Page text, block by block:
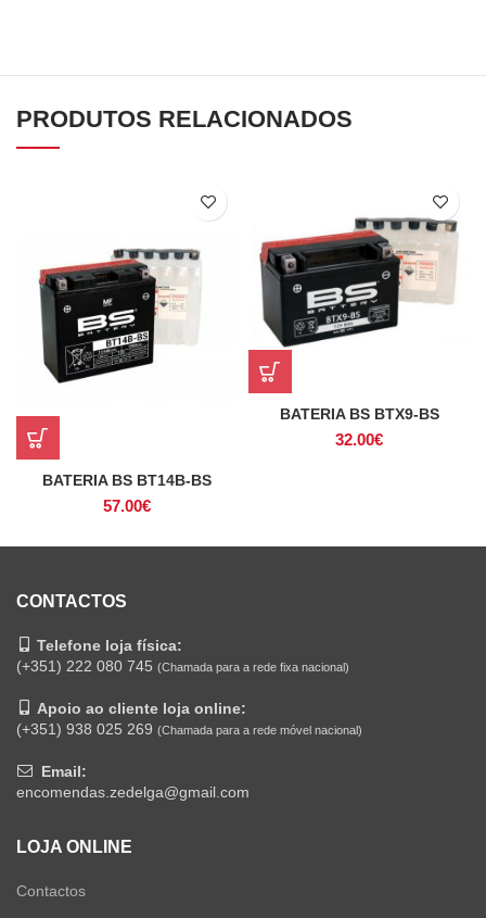
PRODUTOS RELACIONADOS
BATERIA BS BT14B-BS
57.00€
BATERIA BS BTX9-BS
32.00€
CONTACTOS
Telefone loja física:
(+351) 222 080 745 (Chamada para a rede fixa nacional)
Apoio ao cliente loja online:
(+351) 938 025 269 (Chamada para a rede móvel nacional)
Email:
encomendas.zedelga@gmail.com
LOJA ONLINE
Contactos